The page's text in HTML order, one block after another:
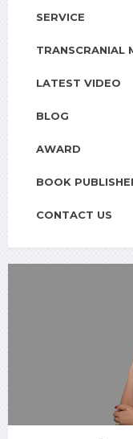
SERVICE
TRANSCRANIAL
LATEST VIDEO
BLOG
AWARD
BOOK
CONTACT US